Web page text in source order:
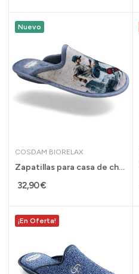
Nuevo
COSDAM BIORELAX
Zapatillas para casa de chico Biorelax para...
32,90 €
¡En Oferta!